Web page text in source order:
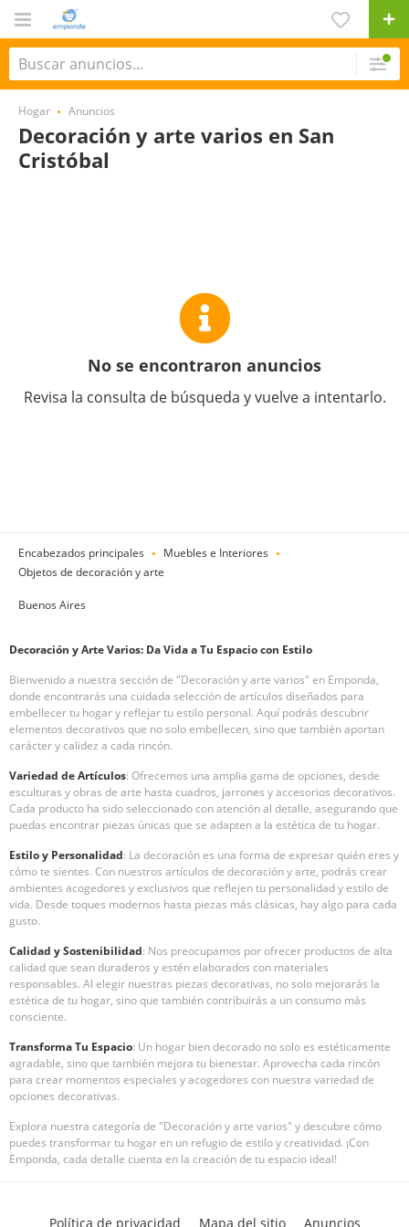
Hogar Anuncios
Decoración y arte varios en San
Cristóbal
No se encontraron anuncios
Revisa la consulta de búsqueda y vuelve a intentarlo.
Encabezados principales
Muebles e Interiores
Objetos de decoración y arte
Buenos Aires
Decoración y Arte Varios: Da Vida a Tu Espacio con Estilo
Bienvenido a nuestra sección de "Decoración y arte varios" en Emponda,
donde encontrarás una cuidada selección de artículos diseñados para
embellecer tu hogar y reflejar tu estilo personal. Aquí podrás descubrir
elementos decorativos que no solo embellecen, sino que también aportan
carácter y calidez a cada rincón.
Variedad de Artículos: Ofrecemos una amplia gama de opciones, desde
esculturas y obras de arte hasta cuadros, jarrones y accesorios decorativos.
Cada producto ha sido seleccionado con atención al detalle, asegurando que
puedas encontrar piezas únicas que se adapten a la estética de tu hogar.
Estilo y Personalidad: La decoración es una forma de expresar quién eres y
cómo te sientes. Con nuestros artículos de decoración y arte, podrás crear
ambientes acogedores y exclusivos que reflejen tu personalidad y estilo de
vida. Desde toques modernos hasta piezas más clásicas, hay algo para cada
gusto.
Calidad y Sostenibilidad: Nos preocupamos por ofrecer productos de alta
calidad que sean duraderos y estén elaborados con materiales
responsables. Al elegir nuestras piezas decorativas, no solo mejorarás la
estética de tu hogar, sino que también contribuirás a un consumo más
consciente.
Transforma Tu Espacio: Un hogar bien decorado no solo es estéticamente
agradable, sino que también mejora tu bienestar. Aprovecha cada rincón
para crear momentos especiales y acogedores con nuestra variedad de
opciones decorativas.
Explora nuestra categoría de "Decoración y arte varios" y descubre cómo
puedes transformar tu hogar en un refugio de estilo y creatividad. ¡Con
Emponda, cada detalle cuenta en la creación de tu espacio ideal!
Política de privacidad Mapa del sitio Anuncios